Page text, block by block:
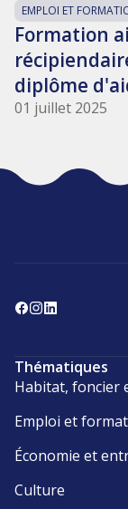
EMPLOI ET
Formation
diplôme
01 juillet 2025
Thématiques
Habitat, foncier
Emploi et
Économie et
Culture